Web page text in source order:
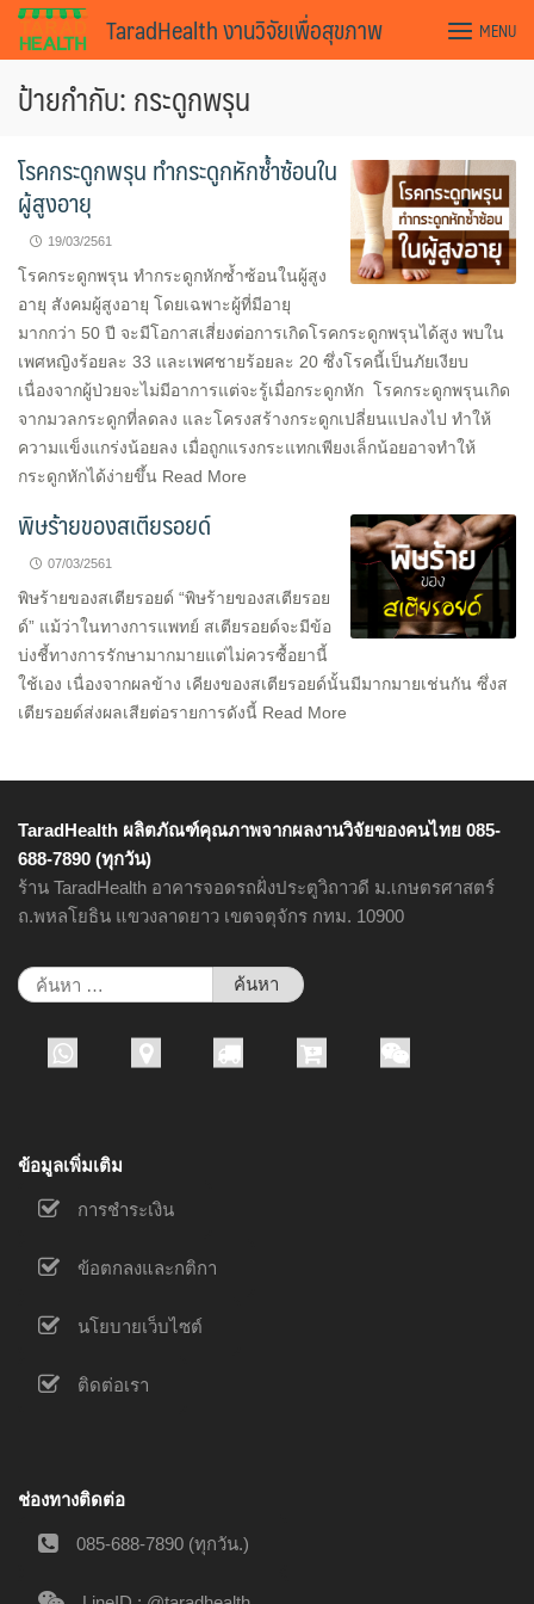
Skip
TaradHealth งานวิจัยเพื่อสุขภาพ MENU
ป้ายกำกับ: กระดูกพรุน
โรคกระดูกพรุน ทำกระดูกหักซ้ำซ้อนใน
ผู้สูงอายุ
19/03/2561
โรคกระดูกพรุน ทำกระดูกหักซ้ำซ้อนในผู้สูง
อายุ สังคมผู้สูงอายุ โดยเฉพาะผู้ที่มีอายุ
มากกว่า 50 ปี จะมีโอกาสเสี่ยงต่อการเกิดโรคกระดูกพรุนได้สูง พบใน
เพศหญิงร้อยละ 33 และเพศชายร้อยละ 20 ซึ่งโรคนี้เป็นภัยเงียบ
เนื่องจากผู้ป่วยจะไม่มีอาการแต่จะรู้เมื่อกระดูกหัก โรคกระดูกพรุนเกิด
จากมวลกระดูกที่ลดลง และโครงสร้างกระดูกเปลี่ยนแปลงไป ทำให้
ความแข็งแกร่งน้อยลง เมื่อถูกแรงกระแทกเพียงเล็กน้อยอาจทำให้
กระดูกหักได้ง่ายขึ้น Read More
พิษร้ายของสเตียรอยด์
07/03/2561
พิษร้ายของสเตียรอยด์ “พิษร้ายของสเตียรอย
ด์” แม้ว่าในทางการแพทย์ สเตียรอยด์จะมีข้อ
บ่งชี้ทางการรักษามากมายแต่ไม่ควรซื้อยานี้
ใช้เอง เนื่องจากผลข้าง เคียงของสเตียรอยด์นั้นมีมากมายเช่นกัน ซึ่งส
เตียรอยด์ส่งผลเสียต่อรายการดังนี้ Read More
TaradHealth ผลิตภัณฑ์คุณภาพจากผลงานวิจัยของคนไทย 085-
688-7890 (ทุกวัน)
ร้าน TaradHealth อาคารจอดรถฝั่งประตูวิถาวดี ม.เกษตรศาสตร์
ถ.พหลโยธิน แขวงลาดยาว เขตจตุจักร กทม. 10900
ค้นหา
สำหรับ:
ข้อมูลเพิ่มเติม
การชำระเงิน
ข้อตกลงและกติกา
นโยบายเว็บไซต์
ติดต่อเรา
ช่องทางติดต่อ
085-688-7890 (ทุกวัน.)